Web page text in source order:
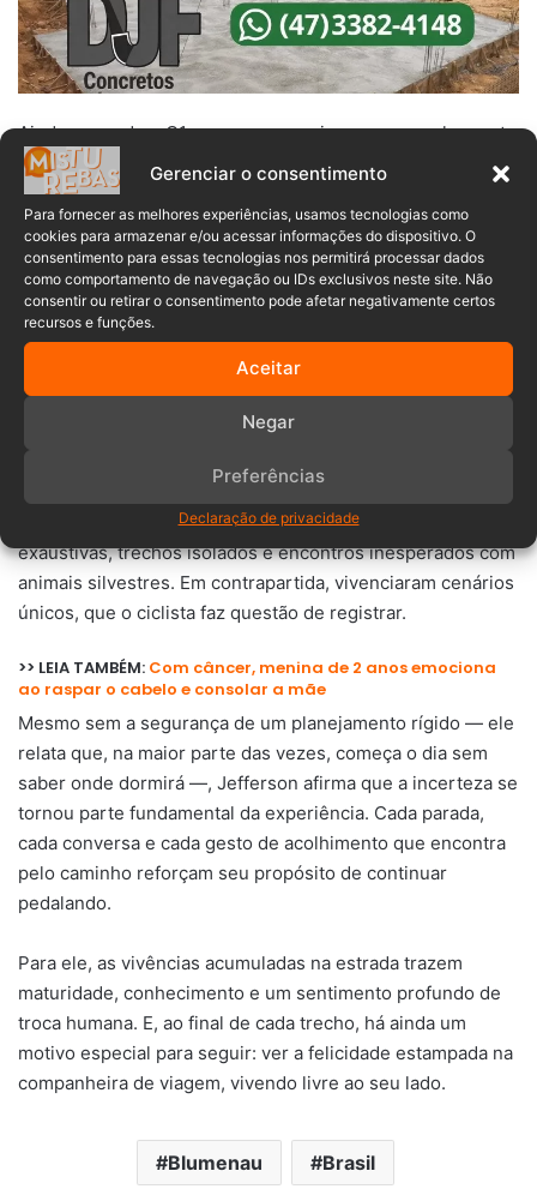
Gerenciar o consentimento
Para fornecer as melhores experiências, usamos tecnologias como
cookies para armazenar e/ou acessar informações do dispositivo. O
consentimento para essas tecnologias nos permitirá processar dados
como comportamento de navegação ou IDs exclusivos neste site. Não
consentir ou retirar o consentimento pode afetar negativamente certos
recursos e funções.
Aceitar
Negar
Preferências
Declaração de privacidade
Ainda segundo o G1, mesmo em meio ao acompanhamento
médico, recebeu autorização para iniciar a viagem e
passou a realizar os exames conforme avançava pelos
estados. Ele conta que havia se prometido a cumprir seus
próprios sonhos caso superasse a doença — e foi essa
promessa que o impulsionou a transformar sua vida.
Antes de adoecer, Jefferson trabalhava com adestramento
e monitoramento de cães e há anos não tirava férias. Ao
perceber que dedicava seu tempo quase sempre aos
projetos de outras pessoas, decidiu rever suas
prioridades. Para garantir o bem-estar de Toddynha nas
até tapete gelado. Juntos, já enfrentaram subidas
exaustivas, trechos isolados e encontros inesperados com
animais silvestres. Em contrapartida, vivenciaram cenários
únicos, que o ciclista faz questão de registrar.
>> LEIA TAMBÉM: Com câncer, menina de 2 anos emociona
ao raspar o cabelo e consolar a mãe
Mesmo sem a segurança de um planejamento rígido — ele
relata que, na maior parte das vezes, começa o dia sem
saber onde dormirá —, Jefferson afirma que a incerteza se
tornou parte fundamental da experiência. Cada parada,
cada conversa e cada gesto de acolhimento que encontra
pelo caminho reforçam seu propósito de continuar
pedalando.
Para ele, as vivências acumuladas na estrada trazem
maturidade, conhecimento e um sentimento profundo de
troca humana. E, ao final de cada trecho, há ainda um
motivo especial para seguir: ver a felicidade estampada na
companheira de viagem, vivendo livre ao seu lado.
Blumenau Brasil